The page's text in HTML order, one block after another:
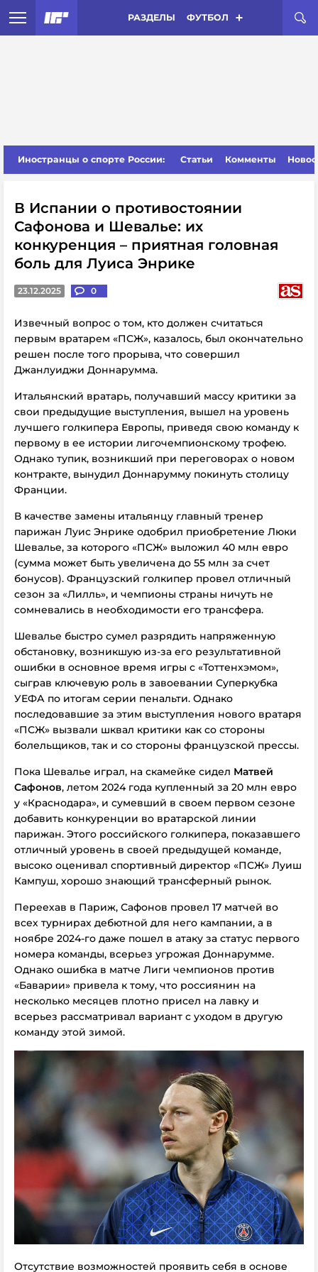
РАЗДЕЛЫ ФУТБОЛ
Иностранцы о спорте России: Статьи Комменты
В Испании о противостоянии
Сафонова и Шевалье: их
конкуренция – приятная головная
боль для Луиса Энрике
23.12.2025 0
Извечный вопрос о том, кто должен считаться
первым вратарем «ПСЖ», казалось, был окончательно
решен после того прорыва, что совершил
Джанлуиджи Доннарумма.
Итальянский вратарь, получавший массу критики за
свои предыдущие выступления, вышел на уровень
лучшего голкипера Европы, приведя свою команду к
первому в ее истории лигочемпионскому трофею.
Однако тупик, возникший при переговорах о новом
контракте, вынудил Доннарумму покинуть столицу
Франции.
В качестве замены итальянцу главный тренер
парижан Луис Энрике одобрил приобретение Люки
Шевалье, за которого «ПСЖ» выложил 40 млн евро
(сумма может быть увеличена до 55 млн за счет
бонусов). Французский голкипер провел отличный
сезон за «Лилль», и чемпионы страны ничуть не
сомневались в необходимости его трансфера.
Шевалье быстро сумел разрядить напряженную
обстановку, возникшую из-за его результативной
ошибки в основное время игры с «Тоттенхэмом»,
сыграв ключевую роль в завоевании Суперкубка
УЕФА по итогам серии пенальти. Однако
последовавшие за этим выступления нового вратаря
«ПСЖ» вызвали шквал критики как со стороны
болельщиков, так и со стороны французской прессы.
Пока Шевалье играл, на скамейке сидел Матвей
Сафонов, летом 2024 года купленный за 20 млн евро
у «Краснодара», и сумевший в своем первом сезоне
добавить конкуренции во вратарской линии
парижан. Этого российского голкипера, показавшего
отличный уровень в своей предыдущей команде,
высоко оценивал спортивный директор «ПСЖ» Луиш
Кампуш, хорошо знающий трансферный рынок.
Переехав в Париж, Сафонов провел 17 матчей во
всех турнирах дебютной для него кампании, а в
ноябре 2024-го даже пошел в атаку за статус первого
номера команды, всерьез угрожая Доннарумме.
Однако ошибка в матче Лиги чемпионов против
«Баварии» привела к тому, что россиянин на
несколько месяцев плотно присел на лавку и
всерьез рассматривал вариант с уходом в другую
команду этой зимой.
Отсутствие возможностей проявить себя в основе